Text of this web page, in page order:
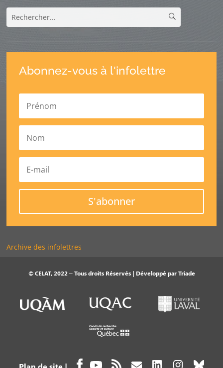
Abonnez-vous à l'infolettre
S'abonner
Archive des infolettres
© CELAT, 2022 – Tous droits Réservés | Développé parTriade